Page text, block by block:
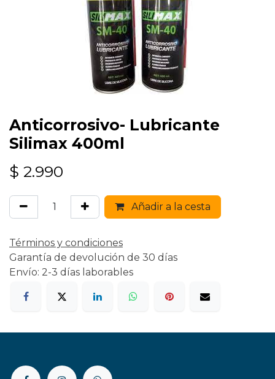
Anticorrosivo- Lubricante
Silimax 400ml
$ 2.990
Añadir a la cesta
Términos y condiciones
Garantía de devolución de 30 días
Envío: 2-3 días laborables